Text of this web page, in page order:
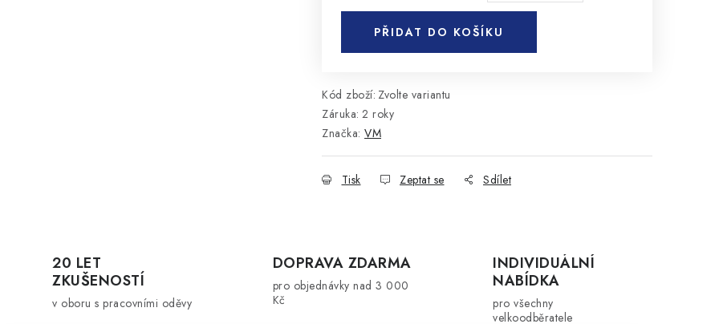
PŘIDAT DO KOŠÍKU
Kód zboží: Zvolte variantu
Záruka: 2 roky
Značka: VM
Tisk Zeptat se Sdílet
20 LET
ZKUŠENOSTÍ
v oboru s pracovními oděvy
DOPRAVA ZDARMA
pro objednávky nad 3 000
Kč
INDIVIDUÁLNÍ
NABÍDKA
pro všechny
velkoodběratele